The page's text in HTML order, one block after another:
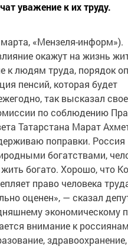
уважение к их труду.
«Мензеля-информ»).
окажут на жизнь
к людям труда, порядок
пенсий, которая будет
так высказал
по соблюдению
Татарстана Марат
поправки. Россия
богатствами,
богато. Хорошо, что
право человека
оценен», — сказал
экономическому
внимание к
здравоохранение,